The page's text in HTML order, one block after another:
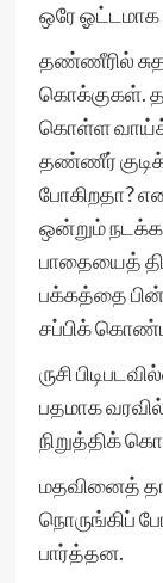
ஒரே ஓட்டமாக
தண்ணீரில்
கொக்குகள்.
கொள்ள
தண்ணீர்
போகிறதா?
ஒன்றும்
பாதையைத்
பக்கத்தை
சப்பிக்
ருசி
பதமாக
நிறுத்திக்
மதவினைத்
நொருங்கிப்
பார்த்தன.